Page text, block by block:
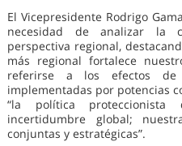
El Vicepresidente Rodrigo
necesidad de analizar la
perspectiva regional,
más regional fortalece
referirse a los efectos de
implementadas por potencias
“la política proteccionista
incertidumbre global;
conjuntas y estratégicas”.